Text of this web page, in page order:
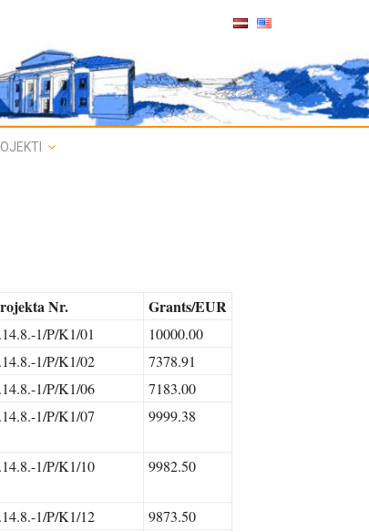
Nr. Grants/EUR
1/P/K1/01
10000.00
1/P/K1/02
7378.91
1/P/K1/06
7183.00
1/P/K1/07 9999.38
1/P/K1/10 9982.50
1/P/K1/12
9873.50